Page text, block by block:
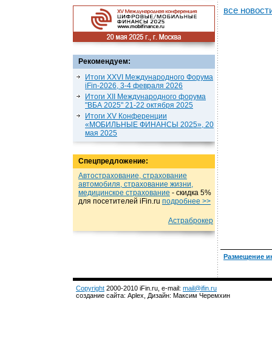
Рекомендуем:
Итоги XXVI Международного Форума
iFin-2026, 3-4 февраля 2026
Итоги XII Международного форума
"ВБА 2025" 21-22 октября 2025
Итоги XV Конференции
«МОБИЛЬНЫЕ ФИНАНСЫ 2025», 20
мая 2025
Спецпредложение:
Автострахование, страхование
автомобиля, страхование жизни,
медицинское страхование - cкидка 5%
для посетителей iFin.ru подробнеe >>
Астраброкер
все
Размещение
Copyright 2000-2010 iFin.ru, e-mail: mail@ifin.ru
создание сайта: Aplex, Дизайн: Максим Черемхин